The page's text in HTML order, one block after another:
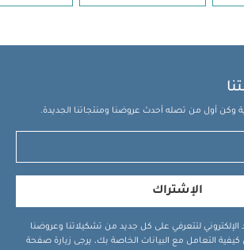
وكن أول من تصله أحدث عروضنا ومنتجاتنا الجديدة.
الإشتراك
الإلكتروني لتتعرفي على كل جديد من تشكيلاتنا وعروضنا
كيفية التعامل مع البيانات الخاصة بك، يرجى زيارة صفحة